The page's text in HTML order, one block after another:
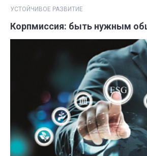
УСТОЙЧИВОЕ РАЗВИТИЕ
Корпмиссия: быть нужным